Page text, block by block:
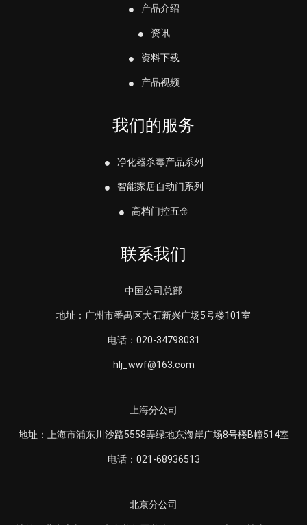
产品介绍
资讯
资料下载
产品视频
我们的服务
净化器杀毒产品系列
智能家居自动门系列
高档门控五金
联系我们
中国公司总部
地址：广州市番禺区大石新兴广场5号楼101室
电话：020-34798031
hlj_wwf@163.com
上海分公司
地址：上海市浦东川沙路5558弄绿地东海岸广场8号楼B幢514室
电话：021-68936513
北京分公司